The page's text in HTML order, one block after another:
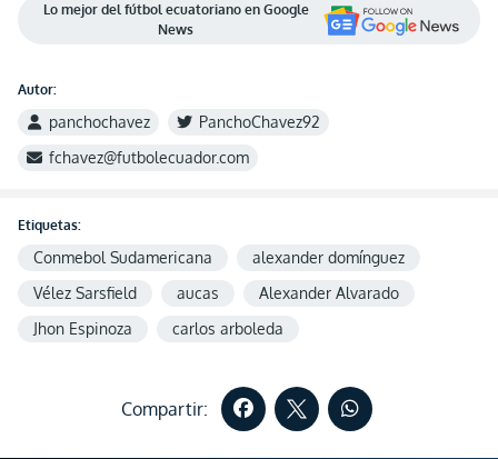
Lo mejor del fútbol ecuatoriano en Google
News
Autor:
panchochavez
PanchoChavez92
fchavez@futbolecuador.com
Etiquetas:
Conmebol Sudamericana
alexander domínguez
Vélez Sarsfield
aucas
Alexander Alvarado
Jhon Espinoza
carlos arboleda
Compartir: